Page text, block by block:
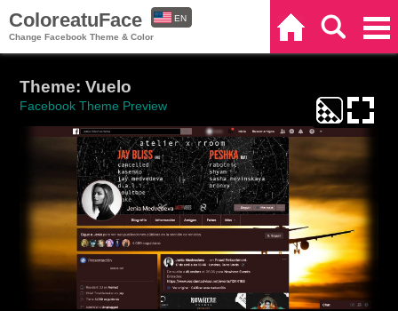
ColoreatuFace
Change Facebook Theme & Color
EN
Theme: Vuelo
Facebook Theme Preview